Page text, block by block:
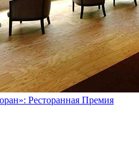
Ресторанная Премия